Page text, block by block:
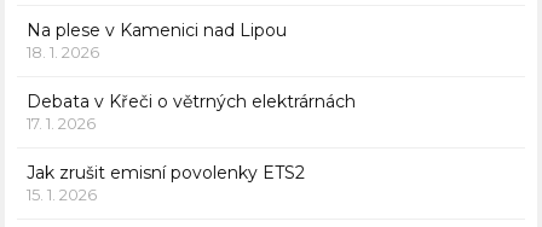
Na plese v Kamenici nad Lipou
18. 1. 2026
Debata v Křeči o větrných elektrárnách
17. 1. 2026
Jak zrušit emisní povolenky ETS2
15. 1. 2026